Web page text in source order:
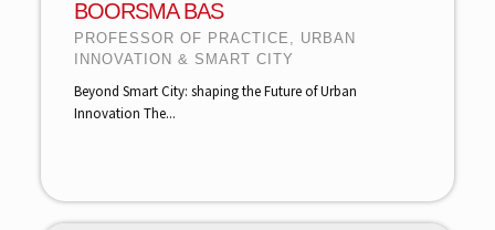
BOORSMA BAS
PROFESSOR OF PRACTICE, URBAN
INNOVATION & SMART CITY
Beyond Smart City: shaping the Future of Urban
Innovation The...